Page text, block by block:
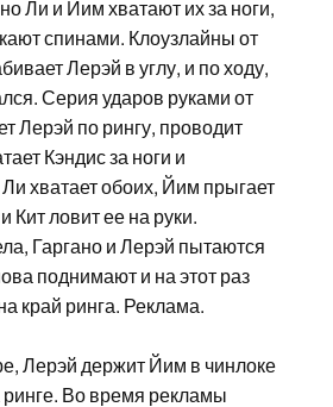
Ли и Йим хватают их за ноги,
спинами. Клоузлайны от
Лерэй в углу, и по ходу,
Серия ударов руками от
Лерэй по рингу, проводит
Кэндис за ноги и
Ли хватает обоих, Йим прыгает
Кит ловит ее на руки.
Гаргано и Лерэй пытаются
поднимают и на этот раз
край ринга. Реклама.
Лерэй держит Йим в чинлоке
Во время рекламы